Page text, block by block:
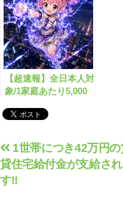
【超速報】全日本人対
象/1家庭あたり5,000
援が始まります！
投
稿
ナ
1世帯につき42万円の
貸住宅給付金が支給され
す!!